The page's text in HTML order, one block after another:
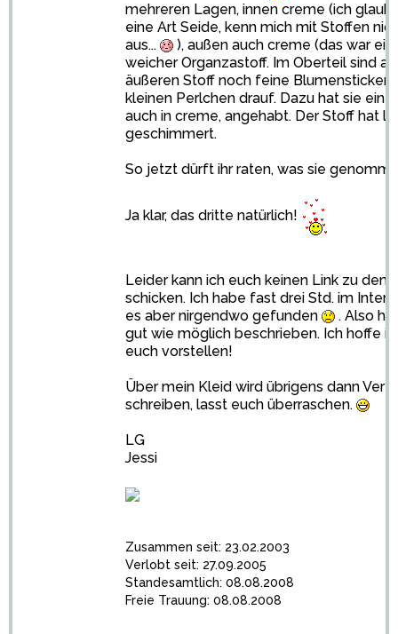
mehreren Lagen, innen creme (ich glaub
eine Art Seide, kenn mich mit Stoffen
aus...
), außen auch creme (das war
weicher Organzastoff. Im Oberteil sind
äußeren Stoff noch feine
kleinen Perlchen drauf. Dazu hat sie
auch in creme, angehabt. Der Stoff hat
geschimmert.
So jetzt dürft ihr raten, was sie
Ja klar, das dritte natürlich!
Leider kann ich euch keinen Link zu dem
schicken. Ich habe fast drei Std. im
es aber nirgendwo gefunden
. Also
gut wie möglich beschrieben. Ich hoffe
euch vorstellen!
Über mein Kleid wird übrigens dann
schreiben, lasst euch überraschen.
LG
Jessi
Zusammen seit: 23.02.2003
Verlobt seit: 27.09.2005
Standesamtlich: 08.08.2008
Freie Trauung: 08.08.2008